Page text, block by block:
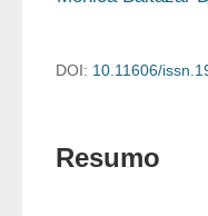
DOI: 10.11606/
Resumo